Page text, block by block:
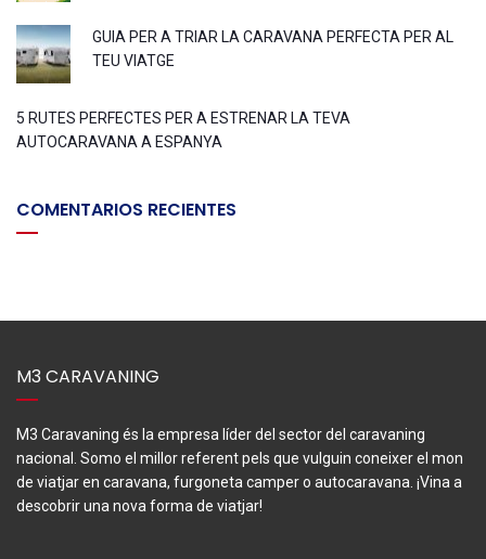
GUIA PER A TRIAR LA CARAVANA PERFECTA PER AL
TEU VIATGE
5 RUTES PERFECTES PER A ESTRENAR LA TEVA
AUTOCARAVANA A ESPANYA
COMENTARIOS RECIENTES
M3 CARAVANING
M3 Caravaning és la empresa líder del sector del caravaning
nacional. Somo el millor referent pels que vulguin coneixer el mon
de viatjar en caravana, furgoneta camper o autocaravana. ¡Vina a
descobrir una nova forma de viatjar!